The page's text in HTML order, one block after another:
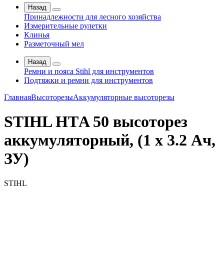
Назад
Принадлежности для лесного хозяйства
Измерительные рулетки
Клинья
Разметочный мел
Назад
Ремни и пояса Stihl для инструментов
Подтяжки и ремни для инструментов
ГлавнаяВысоторезыАккумуляторные высоторезы
STIHL НТA 50 высоторез
аккумуляторный, (1 x 3.2 Ач,
ЗУ)
STIHL